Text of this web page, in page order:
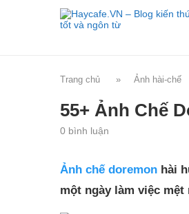
Trang chủ » Ảnh hài-chế
55+ Ảnh Chế
0 bình luận
Ảnh chế doremon hài
một ngày làm việc mệt